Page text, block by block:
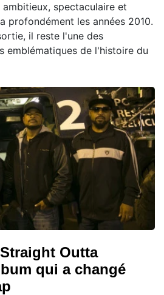
spectaculaire et
profondément les années 2010.
il reste l'une des
emblématiques de l'histoire du
Outta
qui a changé